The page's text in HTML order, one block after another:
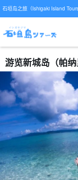
石垣岛之旅（Ishigaki Island
游览新城岛（帕纳